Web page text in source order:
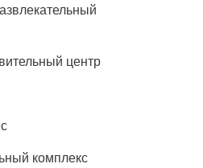
центр
комплекс